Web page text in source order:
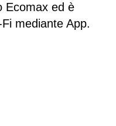
Ecomax ed è
mediante App.